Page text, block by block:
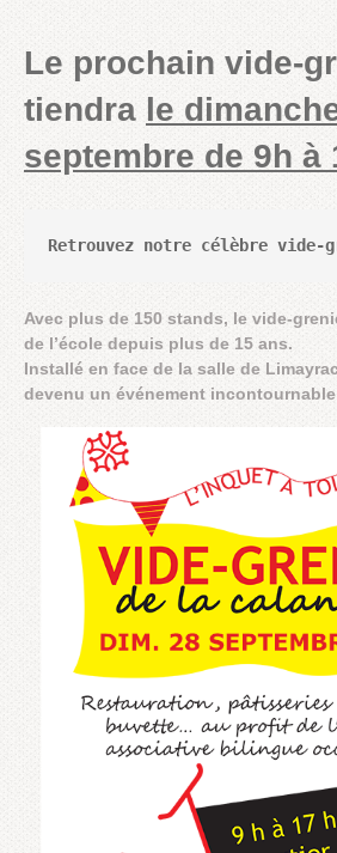
Le prochain vide-
tiendrale
septembre de 9h à
Retrouvez notre célèbre vide-
Avec plus de 150 stands, le vide-
de l’école depuis plus de 15 ans.
Installé en face de la salle de
devenu un événement